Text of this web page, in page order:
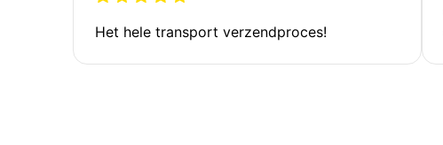
Het hele transport verzendproces!